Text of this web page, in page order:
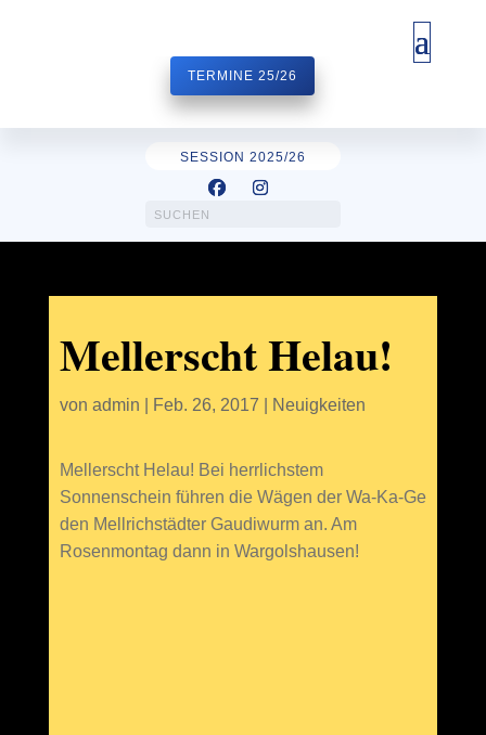
TERMINE 25/26
SESSION 2025/26
Mellerscht Helau!
von admin Feb. 26, 2017 Neuigkeiten
Mellerscht Helau! Bei herrlichstem
Sonnenschein führen die Wägen der Wa-Ka-Ge
den Mellrichstädter Gaudiwurm an. Am
Rosenmontag dann in Wargolshausen!